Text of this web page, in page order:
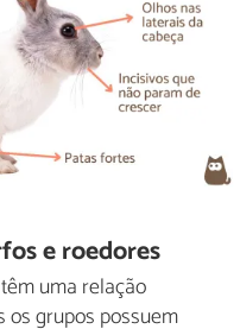
e roedores
têm uma relação
os grupos possuem